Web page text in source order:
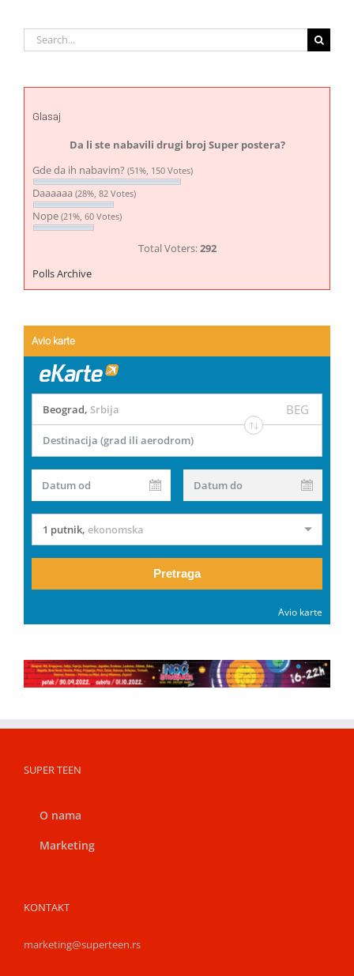
Search
for:
Glasaj
Da li ste nabavili drugi broj Super postera?
Gde da ih nabavim? (51%, 150 Votes)
Daaaaaa (28%, 82 Votes)
Nope (21%, 60 Votes)
Total Voters:292
Polls Archive
Avio karte
Beograd, Srbija BEG
Destinacija (grad ili aerodrom)
Datum od Datum do
1 putnik, ekonomska
Pretraga
Avio karte
SUPER TEEN
O nama
Marketing
KONTAKT
marketing@superteen.rs